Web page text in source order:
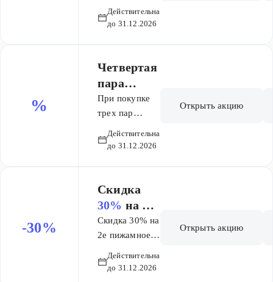
единиц товаров,
участвующих в
на товары со
скидкой.
Действительна
до 31.12.2026
%
Четвертая
пара
колготок в
подарок!
При покупке
трех пар
четвертая в
сработает
автоматически
после
добавления в
единиц
товаров,
Действительна
до 31.12.2026
Открыть акцию
-30%
Скидка
30% на 2е
пижамное
изделие
Скидка 30% на
2е пижамное
новой
Действительна
до 31.12.2026
Открыть акцию